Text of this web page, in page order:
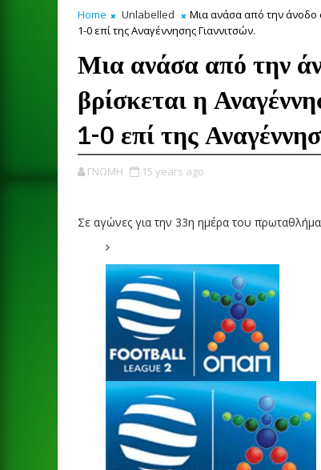
Home Unlabelled
Μια ανάσα από την άνοδο
1-0 επί της Αναγέννησης Γιαννιτσών.
Μια ανάσα από την
βρίσκεται η
1-0 επί της
ΓΝΩΜΗ 15 years ago
Σε αγώνες για την 33η ημέρα του